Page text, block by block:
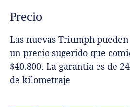
Precio
Las nuevas Triumph
un precio sugerido que
$40.800. La garantía es de
de kilometraje